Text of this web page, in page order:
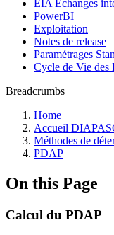
EIA Echanges
PowerBI
Exploitation
Notes de release
Paramétrages
Cycle de Vie
Breadcrumbs
Home
Accueil
Méthodes de
PDAP
On this Page
Calcul du PDAP